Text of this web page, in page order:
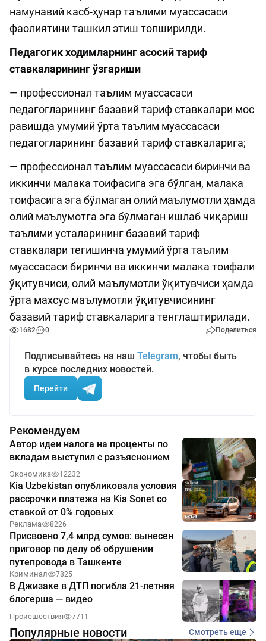
намунавий касб-ҳунар таълими муассасаси
фаолиятини ташкил этиш топширилди.
Педагогик ходимларнинг асосий тариф
ставкаларининг ўзгариши
— профессионал таълим муассасаси
педагогларининг базавий тариф ставкалари мос
равишда умумий ўрта таълим муассасаси
педагогларининг базавий тариф ставкаларига;
— профессионал таълим муассасаси биринчи ва
иккинчи малака тоифасига эга бўлган, малака
тоифасига эга бўлмаган олий маълумотли ҳамда
олий маълумотга эга бўлмаган ишлаб чиқариш
таълими усталарининг базавий тариф
ставкалари тегишинча умумий ўрта таълим
муассасаси биринчи ва иккинчи малака тоифали
ўқитувчиси, олий маълумотли ўқитувчиси ҳамда
ўрта махсус маълумотли ўқитувчисининг
базавий тариф ставкаларига тенглаштирилади.
1682 0 Поделиться
Подписывайтесь на наш Telegram, чтобы быть
в курсе последних новостей.
Перейти
Рекомендуем
Автор идеи налога на проценты по
вкладам выступил с разъяснением
Экономика 12232
Kia Uzbekistan опубликовала условия
рассрочки платежа на Kia Sonet со
ставкой от 0% годовых
Реклама 8226
Присвоено 7,4 млрд сумов: вынесен
приговор по делу об обрушении
путепровода в Ташкенте
Криминал 7825
В Джизаке в ДТП погибла 21-летняя
блогерша — видео
Происшествия 7711
Популярные новости Смотреть еще